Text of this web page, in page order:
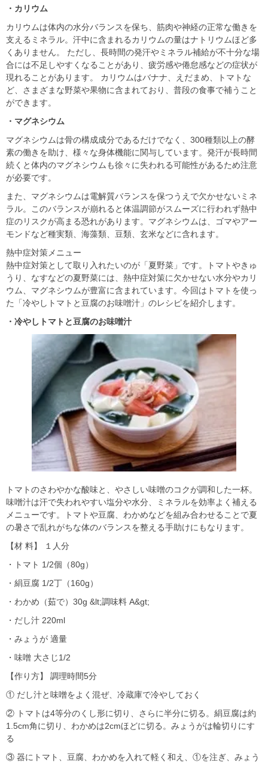
・カリウム
カリウムは体内の水分バランスを保ち、筋肉や神経の正常な働きを
支えるミネラル。汗中に含まれるカリウムの量はナトリウムほど多
くありません。 ただし、長時間の発汗やミネラル補給が不十分な場
合には不足しやすくなることがあり、疲労感や倦怠感などの症状が
現れることがあります。 カリウムはバナナ、えだまめ、トマトな
ど、さまざまな野菜や果物に含まれており、普段の食事で補うこと
ができます。
・マグネシウム
マグネシウムは骨の構成成分であるだけでなく、300種類以上の酵
素の働きを助け、様々な身体機能に関与しています。発汗が長時間
続くと体内のマグネシウムも徐々に失われる可能性があるため注意
が必要です。
また、マグネシウムは電解質バランスを保つうえで欠かせないミネ
ラル。このバランスが崩れると体温調節がスムーズに行われず熱中
症のリスクが高まる恐れがあります。マグネシウムは、ゴマやアー
モンドなど種実類、海藻類、豆類、玄米などに含れます。
熱中症対策メニュー
熱中症対策として取り入れたいのが「夏野菜」です。トマトやきゅ
うり、なすなどの夏野菜には、熱中症対策に欠かせない水分やカリ
ウム、マグネシウムが豊富に含まれています。今回はトマトを使っ
た「冷やしトマトと豆腐のお味噌汁」のレシピを紹介します。
・冷やしトマトと豆腐のお味噌汁
トマトのさわやかな酸味と、やさしい味噌のコクが調和した一杯。
味噌汁は汗で失われやすい塩分や水分、ミネラルを効率よく補える
メニューです。トマトや豆腐、わかめなどを組み合わせることで夏
の暑さで乱れがちな体のバランスを整える手助けにもなります。
【材 料】 １人分
・トマト 1/2個（80g）
・絹豆腐 1/2丁（160g）
・わかめ（茹で）30g &lt;調味料 A&gt;
・だし汁 220ml
・みょうが 適量
・味噌 大さじ1/2
【作り方】 調理時間5分
① だし汁と味噌をよく混ぜ、冷蔵庫で冷やしておく
② トマトは4等分のくし形に切り、さらに半分に切る。絹豆腐は約
1.5cm角に切り、わかめは2cmほどに切る。みょうがは輪切りにす
る
③ 器にトマト、豆腐、わかめを入れて軽く和え、①を注ぎ、みょう